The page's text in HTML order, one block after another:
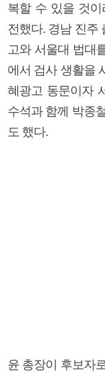
복할 수 있을 것이
전했다. 경남 진주
고와 서울대 법대
에서 검사 생활을
혜광고 동문이자
수석과 함께 박종
도 했다.
윤 총장이 후보자